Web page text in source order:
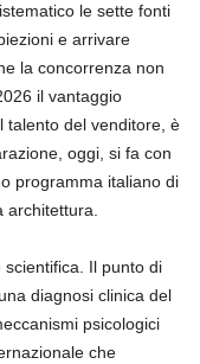
le sette fonti
e arrivare
la concorrenza non
il vantaggio
talento del venditore, è
oggi, si fa con
programma italiano di
architettura.
Il punto di
diagnosi clinica del
psicologici
che